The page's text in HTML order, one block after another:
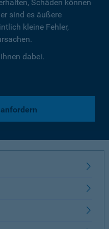
Schäden können
sind es äußere
kleine Fehler,
dabei.